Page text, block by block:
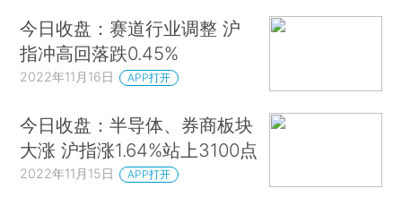
今日收盘：赛道行业调整 沪
指冲高回落跌0.45%
2022年11月16日 APP打开
今日收盘：半导体、券商板块
大涨 沪指涨1.64%站上3100点
2022年11月15日 APP打开